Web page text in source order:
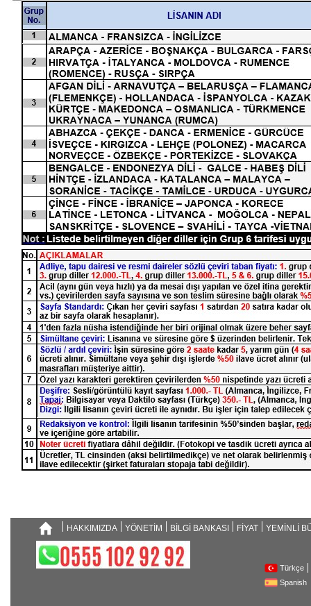
HAKKIMIZDA YÖNETİM BİLGİ BANKASI FİYAT YEMİNLİ
Türkçe
Spanish